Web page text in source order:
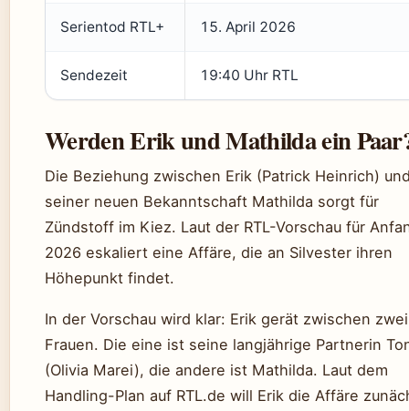
Serientod RTL+ 15. April 2026
Sendezeit 19:40 Uhr RTL
Werden Erik und Mathilda ein
Die Beziehung zwischen Erik (Patrick Heinrich)
seiner neuen Bekanntschaft Mathilda sorgt für
Zündstoff im Kiez. Laut der RTL-Vorschau für
2026 eskaliert eine Affäre, die an Silvester ihren
Höhepunkt findet.
In der Vorschau wird klar: Erik gerät zwischen zwei
Frauen. Die eine ist seine langjährige Partnerin
(Olivia Marei), die andere ist Mathilda. Laut dem
Handling-Plan auf RTL.de will Erik die Affäre